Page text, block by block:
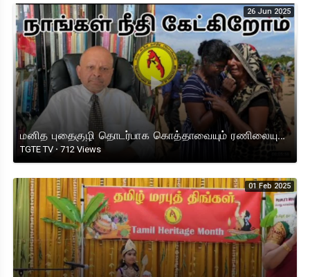
26 Jun 2025
மனித புதைகுழி தொடர்பாக கொத்தாவையும் ரணிலையும் விசாரிக்க நாடுகடந்த தமிழீழ அரசாங்கம் கோருகிறது.
TGTE TV · 712 Views
01 Feb 2025